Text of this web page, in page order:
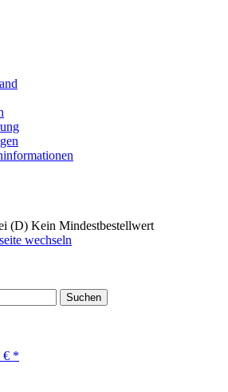
(D) Kein Mindestbestellwert
Suchen
€ *